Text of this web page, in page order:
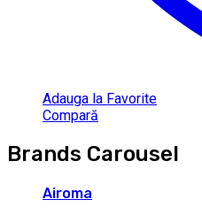
Adauga la Favorite
Compară
Brands Carousel
Airoma